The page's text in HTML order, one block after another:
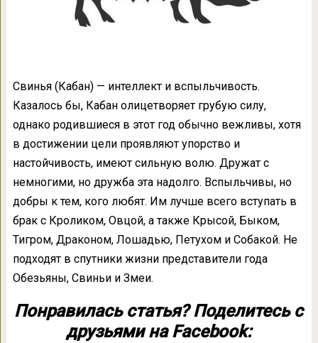
Свинья (Кабан) — интеллект и вспыльчивость.
Казалось бы, Кабан олицетворяет грубую силу,
однако родившиеся в этот год обычно вежливы, хотя
в достижении цели проявляют упорство и
настойчивость, имеют сильную волю. Дружат с
немногими, но дружба эта надолго. Вспыльчивы, но
добры к тем, кого любят. Им лучше всего вступать в
брак с Кроликом, Овцой, а также Крысой, Быком,
Тигром, Драконом, Лошадью, Петухом и Собакой. Не
подходят в спутники жизни представители года
Обезьяны, Свиньи и Змеи.
Понравилась статья? Поделитесь с
друзьями на Facebook: